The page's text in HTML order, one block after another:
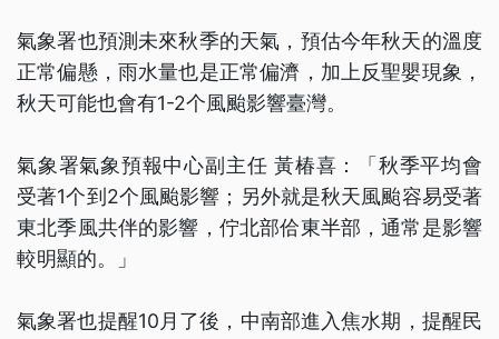
氣象署也預測未來秋季的天氣，預估今年秋天的溫度
正常偏懸，雨水量也是正常偏濟，加上反聖嬰現象，
秋天可能也會有1-2个風颱影響臺灣。
氣象署氣象預報中心副主任 黃椿喜：「秋季平均會
受著1个到2个風颱影響；另外就是秋天風颱容易受著
東北季風共伴的影響，佇北部佮東半部，通常是影響
較明顯的。」
氣象署也提醒10月了後，中南部進入焦水期，提醒民